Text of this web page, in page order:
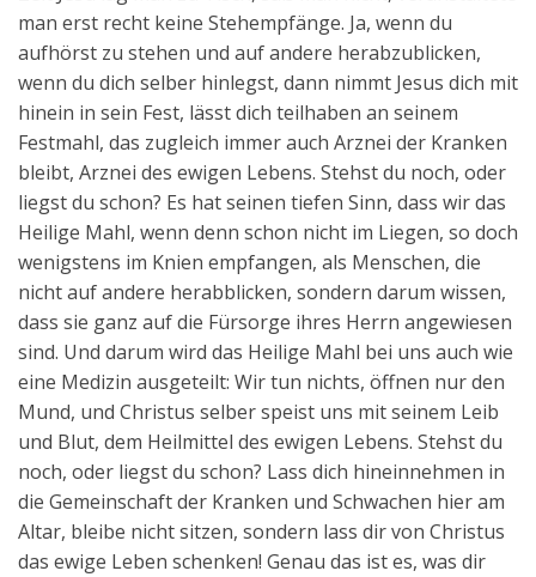
man erst recht keine Stehempfänge. Ja, wenn du
aufhörst zu stehen und auf andere herabzublicken,
wenn du dich selber hinlegst, dann nimmt Jesus dich mit
hinein in sein Fest, lässt dich teilhaben an seinem
Festmahl, das zugleich immer auch Arznei der Kranken
bleibt, Arznei des ewigen Lebens. Stehst du noch, oder
liegst du schon? Es hat seinen tiefen Sinn, dass wir das
Heilige Mahl, wenn denn schon nicht im Liegen, so doch
wenigstens im Knien empfangen, als Menschen, die
nicht auf andere herabblicken, sondern darum wissen,
dass sie ganz auf die Fürsorge ihres Herrn angewiesen
sind. Und darum wird das Heilige Mahl bei uns auch wie
eine Medizin ausgeteilt: Wir tun nichts, öffnen nur den
Mund, und Christus selber speist uns mit seinem Leib
und Blut, dem Heilmittel des ewigen Lebens. Stehst du
noch, oder liegst du schon? Lass dich hineinnehmen in
die Gemeinschaft der Kranken und Schwachen hier am
Altar, bleibe nicht sitzen, sondern lass dir von Christus
das ewige Leben schenken! Genau das ist es, was dir